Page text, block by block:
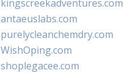
kingscreekadventures.com
antaeuslabs.com
purelycleanchemdry.com
WishOping.com
shoplegacee.com